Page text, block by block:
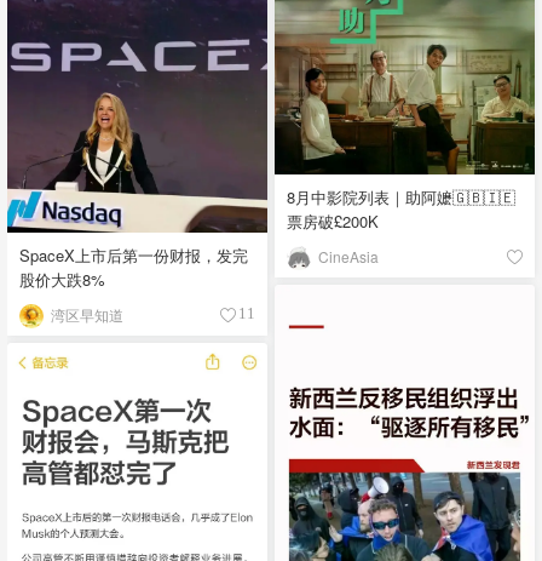
8月中影院列表｜助阿嬷🇬🇧🇮🇪
票房破£200K
CineAsia
SpaceX上市后第一份财报，发完
股价大跌8%
湾区早知道 11